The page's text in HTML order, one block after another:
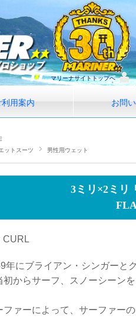
マリーナサイトトップへ
利用案内 お問
ットスーツ
男性用ウェット
3ミリ×2ミリ
CURL
年にブライアン・シンガーと
初からサーフ、スノーシーン
ファーによって、サーファー